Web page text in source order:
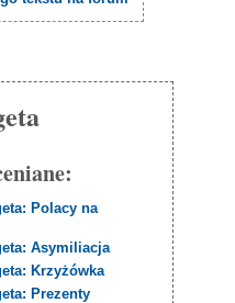
Polacy na
Asymiliacja
Krzyżówka
Prezenty